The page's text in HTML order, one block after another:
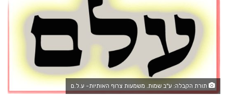
תורת הקבלה: ע"ב שמות. משמעות צרוף האותיות- ע.ל.ם